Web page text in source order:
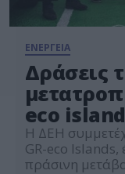
ΕΝΕΡΓΕΙΑ
Δράσεις
eco island
Η ΔΕΗ
GR-eco Islands,
πράσινη